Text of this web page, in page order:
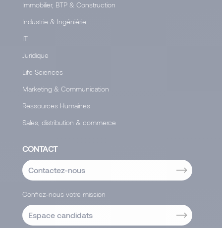
Immobilier, BTP & Construction
Industrie & Ingéniérie
IT
Juridique
Life Sciences
Marketing & Communication
Ressources Humaines
Sales, distribution & commerce
CONTACT
Contactez-nous
Confiez-nous votre mission
Espace candidats